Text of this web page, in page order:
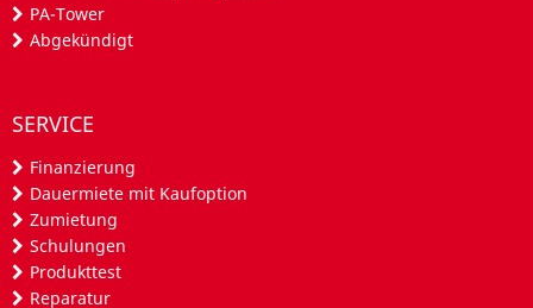
PA-Tower
Abgekündigt
SERVICE
Finanzierung
Dauermiete mit Kaufoption
Zumietung
Schulungen
Produkttest
Reparatur